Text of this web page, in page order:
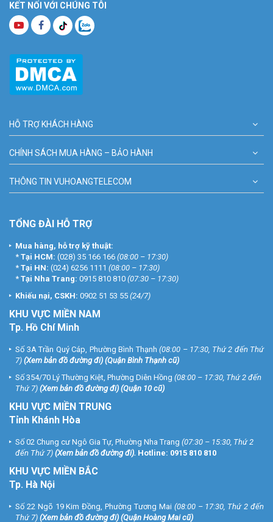
KẾT NỐI VỚI CHÚNG TÔI
HỖ TRỢ KHÁCH HÀNG
CHÍNH SÁCH MUA HÀNG – BẢO HÀNH
THÔNG TIN VUHOANGTELECOM
TỔNG ĐÀI HỖ TRỢ
Mua hàng, hỗ trợ kỹ thuật:
* Tại HCM: (028) 35 166 166 (08:00 – 17:30)
* Tại HN: (024) 6256 1111 (08:00 – 17:30)
* Tại Nha Trang: 0915 810 810 (07:30 – 17:30)
Khiếu nại, CSKH: 0902 51 53 55 (24/7)
KHU VỰC MIỀN NAM
Tp. Hồ Chí Minh
Số 3A Trần Quý Cáp, Phường Bình Thạnh (08:00 – 17:30, Thứ 2 đến Thứ
7) (Xem bản đồ đường đi) (Quận Bình Thạnh cũ)
Số 354/70 Lý Thường Kiệt, Phường Diên Hồng (08:00 – 17:30, Thứ 2 đến
Thứ 7) (Xem bản đồ đường đi) (Quận 10 cũ)
KHU VỰC MIỀN TRUNG
Tỉnh Khánh Hòa
Số 02 Chung cư Ngô Gia Tự, Phường Nha Trang (07:30 – 15:30, Thứ 2
đến Thứ 7) (Xem bản đồ đường đi). Hotline: 0915 810 810
KHU VỰC MIỀN BẮC
Tp. Hà Nội
Số 22 Ngõ 19 Kim Đồng, Phường Tương Mai (08:00 – 17:30, Thứ 2 đến
Thứ 7) (Xem bản đồ đường đi) (Quận Hoàng Mai cũ)